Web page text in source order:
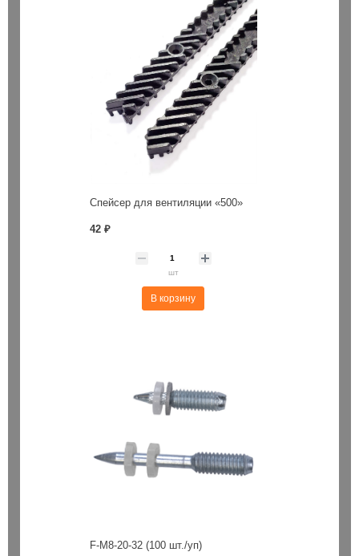
Спейсер для вентиляции «500»
42 ₽
шт
В корзину
F-M8-20-32 (100 шт./уп)